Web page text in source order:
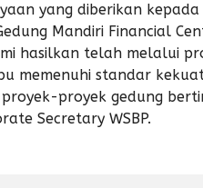
yang diberikan kepada
Mandiri Financial
hasilkan telah melalui
memenuhi standar
proyek gedung
Secretary WSBP.